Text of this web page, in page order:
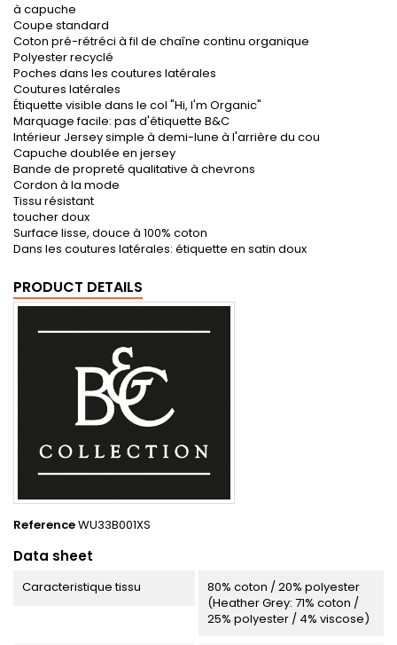
à capuche
Coupe standard
Coton pré-rétréci à fil de chaîne continu organique
Polyester recyclé
Poches dans les coutures latérales
Coutures latérales
Étiquette visible dans le col "Hi, I'm Organic"
Marquage facile: pas d'étiquette B&C
Intérieur Jersey simple à demi-lune à l'arrière du cou
Capuche doublée en jersey
Bande de propreté qualitative à chevrons
Cordon à la mode
Tissu résistant
toucher doux
Surface lisse, douce à 100% coton
Dans les coutures latérales: étiquette en satin doux
PRODUCT DETAILS
ReferenceWU33B001XS
Data sheet
Caracteristique tissu
80% coton / 20% polyester
(Heather Grey: 71% coton /
25% polyester / 4% viscose)